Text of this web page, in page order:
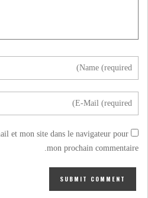
et mon site dans le navigateur pour
mon prochain commentaire.